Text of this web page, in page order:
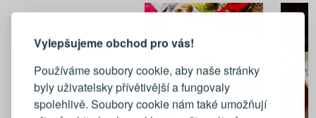
Vylepšujeme obchod pro vás!
Používáme soubory cookie, aby naše stránky
byly uživatelsky přívětivější a fungovaly
spolehlivě. Soubory cookie nám také umožňují
REGISTRACE
Přihlaste se ke svému účtu
Emailová adresa